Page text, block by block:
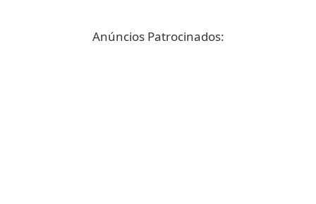
Anúncios Patrocinados: